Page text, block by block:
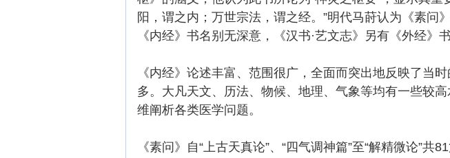
阳，谓之内；万世宗法，谓之经。”明代马莳认为《素问
《内经》书名别无深意，《汉书·艺文志》另有《外经》
《内经》论述丰富、范围很广，全面而突出地反映了当
多。大凡天文、历法、物候、地理、气象等均有一些较
维阐析各类医学问题。
《素问》自“上古天真论”、“四气调神篇”至“解精微论”